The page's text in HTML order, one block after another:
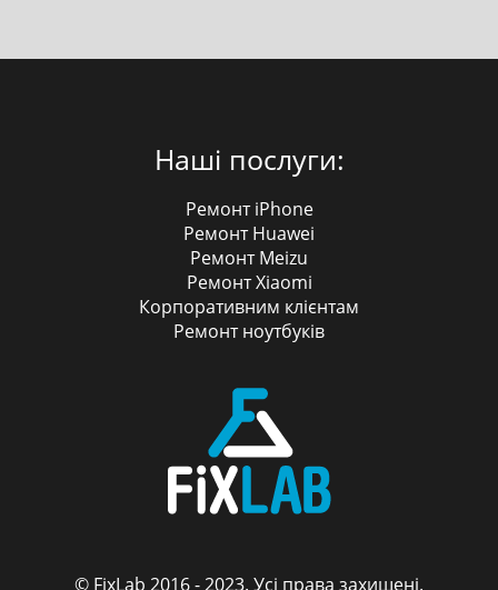
Наші послуги:
Ремонт iPhone
Ремонт Huawei
Ремонт Meizu
Ремонт Xiaomi
Корпоративним клієнтам
Ремонт ноутбуків
© FixLab 2016 - 2023. Усі права захищені.